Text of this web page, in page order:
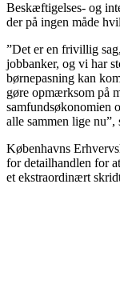
Beskæftigelses- og
der på ingen måde
”Det er en frivillig
jobbanker, og vi har
børnepasning kan
gøre opmærksom på
samfundsøkonomien
alle sammen lige
Københavns
for detailhandlen for
et ekstraordinært